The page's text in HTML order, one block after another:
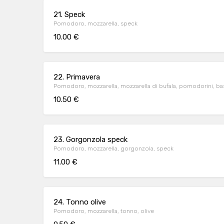
21. Speck
Pomodoro, mozzarella, speck
10.00 €
22. Primavera
Pomodoro, mozzarella, mozzarella di bufala, pomodorini,
10.50 €
23. Gorgonzola speck
Pomodoro, mozzarella, gorgonzola, speck
11.00 €
24. Tonno olive
Pomodoro, mozzarella, tonno, olive